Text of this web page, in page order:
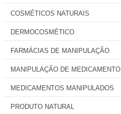
COSMÉTICOS NATURAIS
DERMOCOSMÉTICO
FARMÁCIAS DE MANIPULAÇÃO
MANIPULAÇÃO DE MEDICAMENTO
MEDICAMENTOS MANIPULADOS
PRODUTO NATURAL